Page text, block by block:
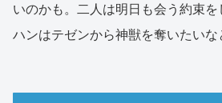
いのかも。二人は明日も会う約束を
ハンはテゼンから神獣を奪いたいな